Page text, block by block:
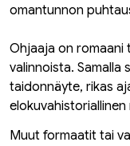
omantunnon
Ohjaaja on romaani
valinnoista. Samalla
taidonnäyte, rikas
elokuvahistoriallinen
Muut formaatit tai